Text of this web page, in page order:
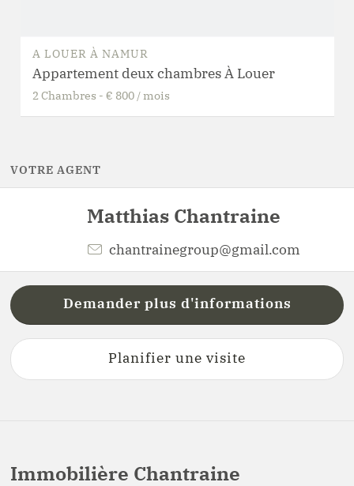
A LOUER À NAMUR
Appartement deux chambres À Louer
2 Chambres - € 800/ mois
VOTRE AGENT
Matthias Chantraine
chantrainegroup@gmail.com
Demander plus d'informations
Planifier une visite
Immobilière Chantraine